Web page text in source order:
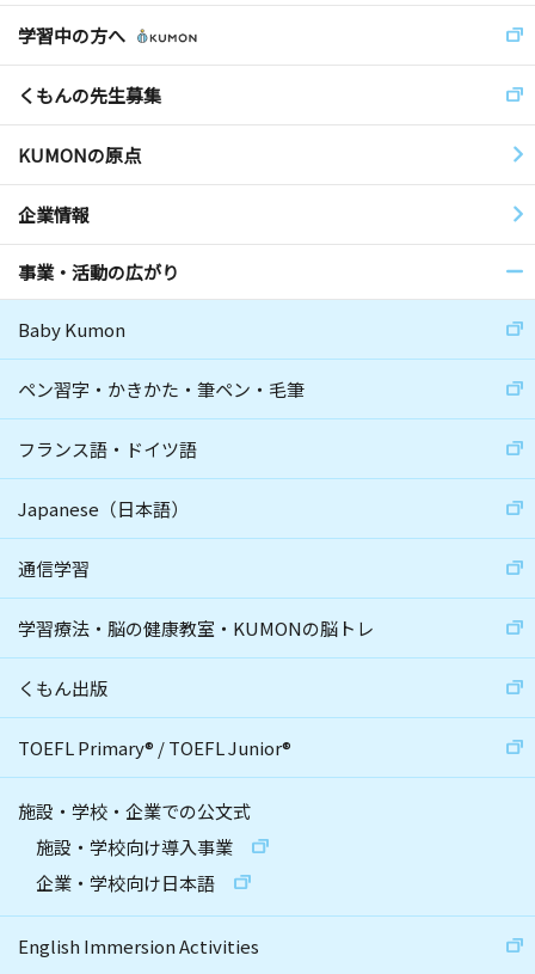
学習中の方へ
くもんの先生募集
KUMONの原点
企業情報
事業・活動の広がり
Baby Kumon
ペン習字・かきかた・筆ペン・毛筆
フランス語・ドイツ語
Japanese（日本語）
通信学習
学習療法・脳の健康教室・KUMONの脳トレ
くもん出版
TOEFL Primary® /TOEFL Junior®
施設・学校・企業での公文式
施設・学校向け導入事業
企業・学校向け日本語
English Immersion Activities